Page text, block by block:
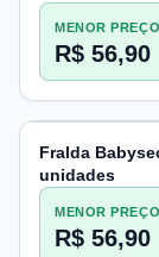
MENOR PREÇO
R$ 56,90
Fralda
unidades
MENOR PREÇO
R$ 56,90